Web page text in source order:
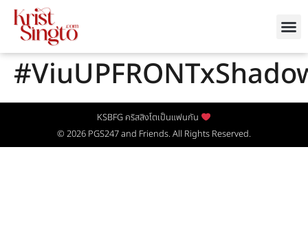
KSBFG คริสสิงโตเป็นแฟนกัน
© 2026 PGS247and Friends. All Rights Reserved.